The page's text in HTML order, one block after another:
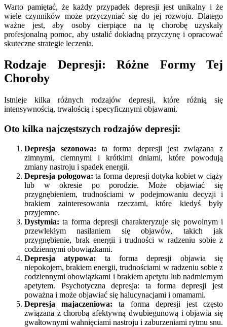
Warto pamiętać, że każdy przypadek depresji jest unikalny i że
wiele czynników może przyczyniać się do jej rozwoju. Dlatego
ważne jest, aby osoby cierpiące na tę chorobę uzyskały
profesjonalną pomoc, aby ustalić dokładną przyczynę i opracować
skuteczne strategie leczenia.
Rodzaje Depresji: Różne Formy Tej
Choroby
Istnieje kilka różnych rodzajów depresji, które różnią się
intensywnością, trwałością i specyficznymi objawami.
Oto kilka najczęstszych rodzajów depresji:
Depresja sezonowa: ta forma depresji jest związana z
zimnymi, ciemnymi i krótkimi dniami, które powodują
zmiany nastroju i spadek energii.
Depresja połogowa: ta forma depresji dotyka kobiet w ciąży
lub w okresie po porodzie. Może objawiać się
przygnębieniem, trudnościami w podejmowaniu decyzji i
brakiem zainteresowania rzeczami, które kiedyś były
przyjemne.
Dystymia: ta forma depresji charakteryzuje się powolnym i
przewlekłym nasilaniem się objawów, takich jak
przygnębienie, brak energii i trudności w radzeniu sobie z
codziennymi obowiązkami.
Depresja atypowa: ta forma depresji objawia się
niepokojem, brakiem energii, trudnościami w radzeniu sobie z
codziennymi obowiązkami i brakiem apetytu lub nadmiernym
apetytem. Psychotyczna depresja: ta forma depresji jest
poważna i może objawiać się halucynacjami i omamami.
Depresja majaczeniowa: ta forma depresji jest często
związana z chorobą afektywną dwubiegunową i objawia się
gwałtownymi wahnięciami nastroju i zaburzeniami rytmu snu.